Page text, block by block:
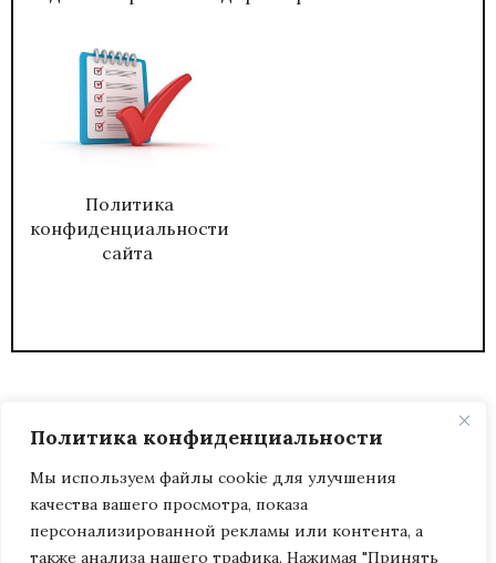
Политика конфиденциальности
Мы используем файлы cookie для улучшения
качества вашего просмотра, показа
персонализированной рекламы или контента, а
также анализа нашего трафика. Нажимая "Принять
Политика
конфиденциальности
сайта
ДИРЕКТОР.